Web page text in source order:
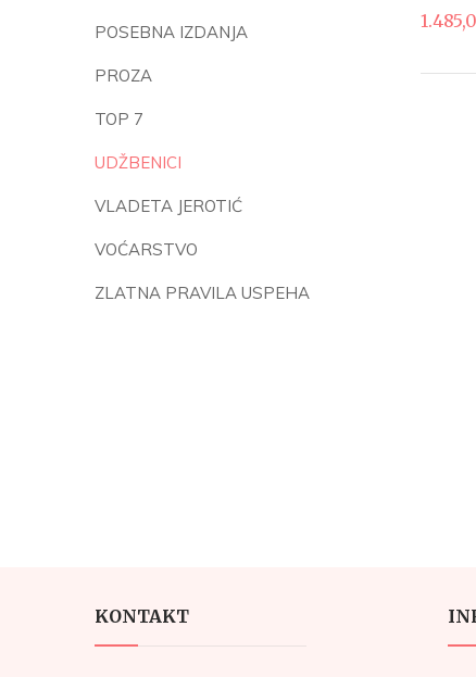
POSEBNA IZDANJA
PROZA
TOP 7
UDŽBENICI
VLADETA JEROTIĆ
VOĆARSTVO
ZLATNA PRAVILA USPEHA
KONTAKT